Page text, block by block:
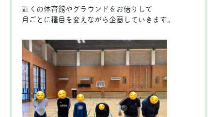
近くの体育館やグラウンドをお借りして
月ごとに種目を変えながら企画していきます。